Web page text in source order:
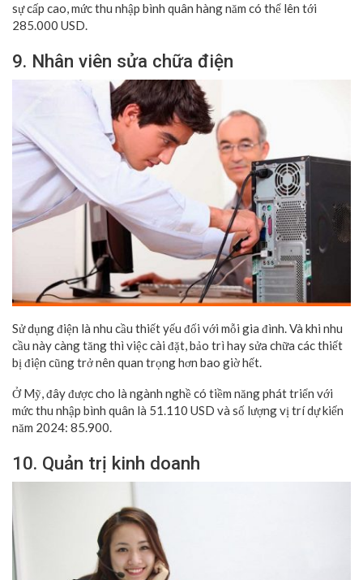
sự cấp cao, mức thu nhập bình quân hàng năm có thể lên tới
285.000 USD.
9. Nhân viên sửa chữa điện
Sử dụng điện là nhu cầu thiết yếu đối với mỗi gia đình. Và khi nhu
cầu này càng tăng thì việc cài đặt, bảo trì hay sửa chữa các thiết
bị điện cũng trở nên quan trọng hơn bao giờ hết.
Ở Mỹ, đây được cho là ngành nghề có tiềm năng phát triển với
mức thu nhập bình quân là 51.110 USD và số lượng vị trí dự kiến
năm 2024: 85.900.
10. Quản trị kinh doanh